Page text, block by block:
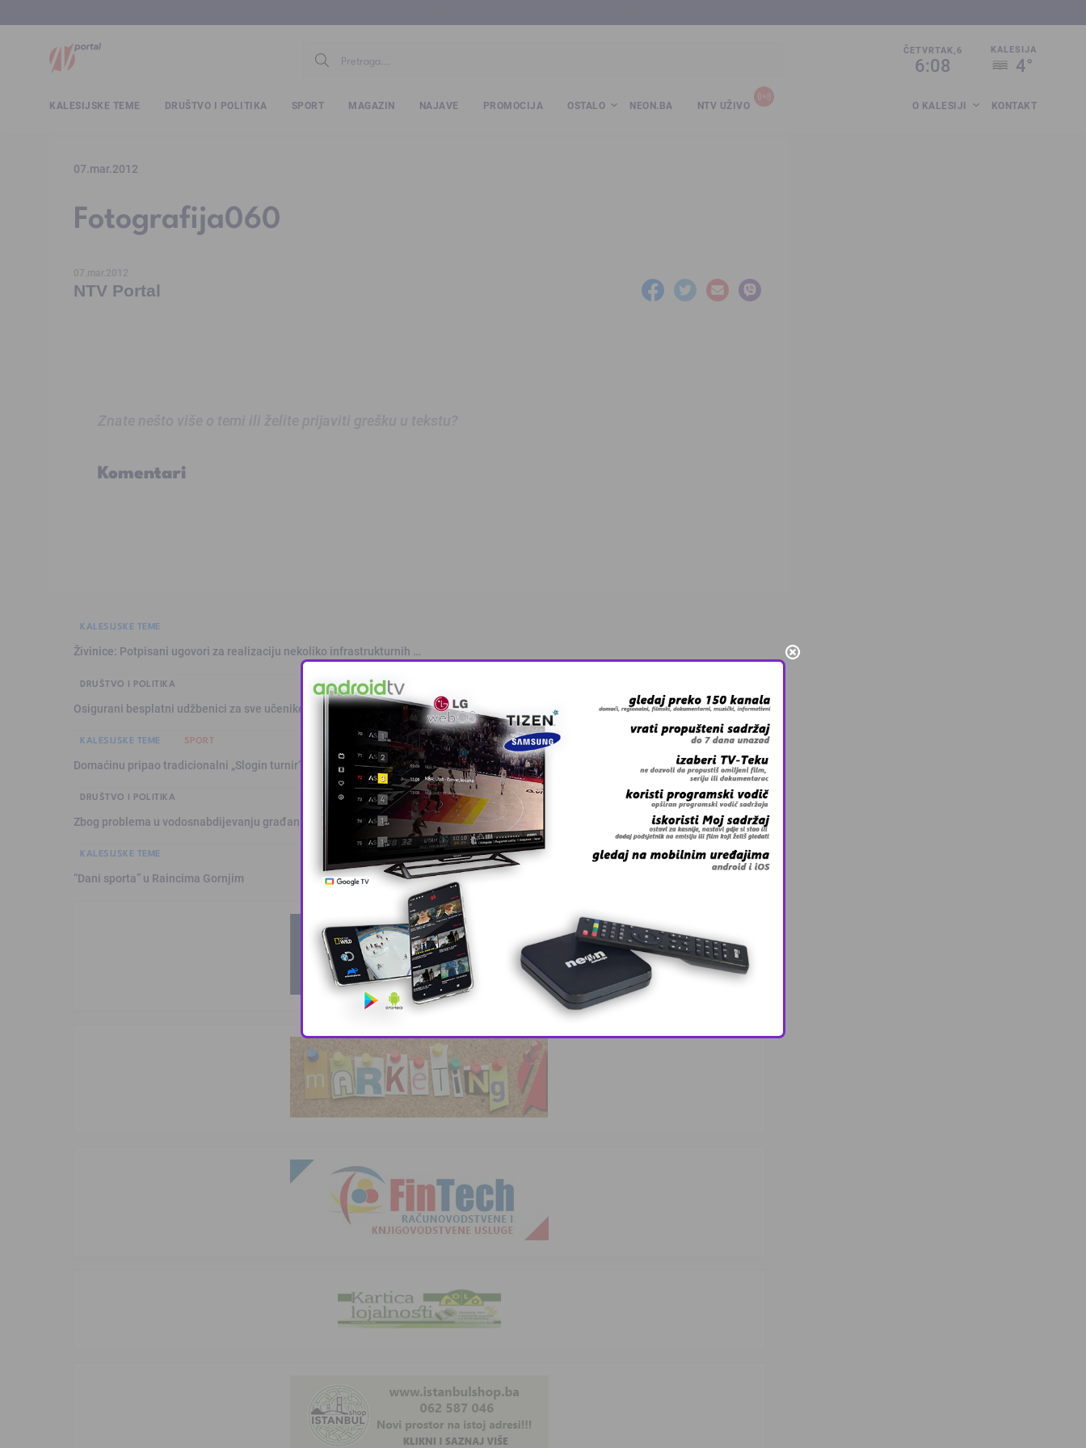
ČETVRTAK,6
6:08
KALESIJA
4°
KALESIJSKE TEME DRUŠTVO I POLITIKA SPORT MAGAZIN NAJAVE PROMOCIJA OSTALO NEON.BA NTV UŽIVO O KALESIJI KONTAKT
07.mar.2012
Fotografija060
07.mar.2012
NTV Portal
Komentari
KALESIJSKE TEME
Živinice: Potpisani ugovori za realizaciju nekoliko infrastrukturnih …
DRUŠTVO I POLITIKA
Osigurani besplatni udžbenici za sve učenike osnovnih škola u Tuzla …
KALESIJSKE TEME SPORT
Domaćinu pripao tradicionalni „Slogin turnir“
DRUŠTVO I POLITIKA
Zbog problema u vodosnabdijevanju građani organizuju sastanak
KALESIJSKE TEME
“Dani sporta” u Raincima Gornjim
This popup will close in: